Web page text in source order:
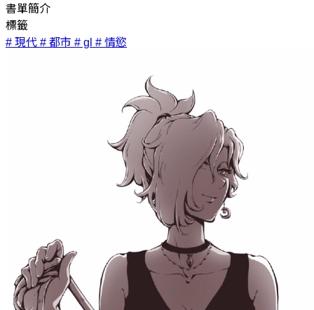
書單簡介
標籤
# 現代 # 都市 # gl # 情慾